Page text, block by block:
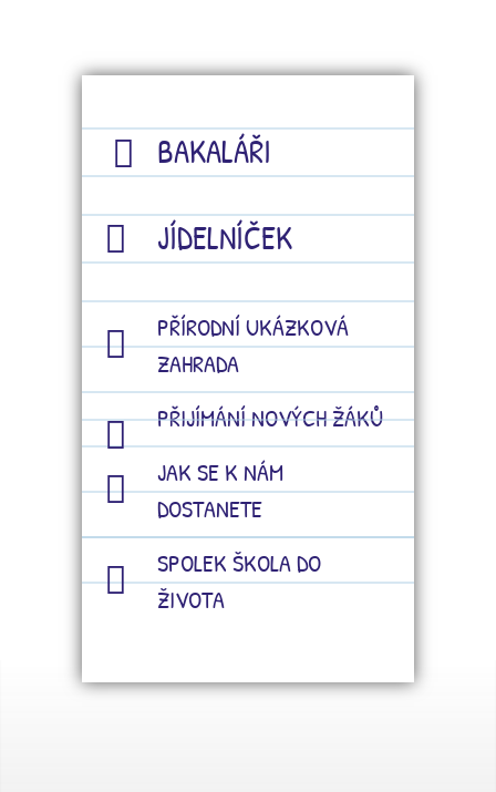
BAKALÁŘI
JÍDELNÍČEK
PŘÍRODNÍ UKÁZKOVÁ
ZAHRADA
PŘIJÍMÁNÍ NOVÝCH ŽÁKŮ
JAK SE K NÁM
DOSTANETE
SPOLEK ŠKOLA DO
ŽIVOTA